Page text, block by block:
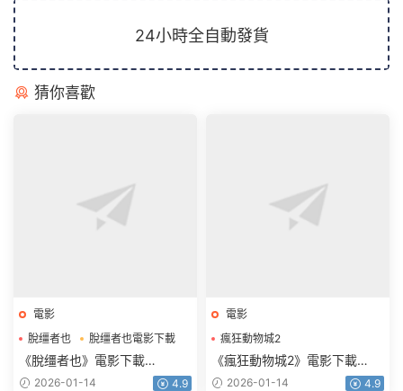
24小時全自動發貨
猜你喜歡
電影
脫缰者也
脫缰者也電影下載
《脫缰者也》電影下載
1080p.HD國語中字
2026-01-14 4.9
電影
瘋狂動物城2
瘋狂動物城2電影下載
《瘋狂動物城2》電影下載
1080p.HD中英雙語
2026-01-14 4.9